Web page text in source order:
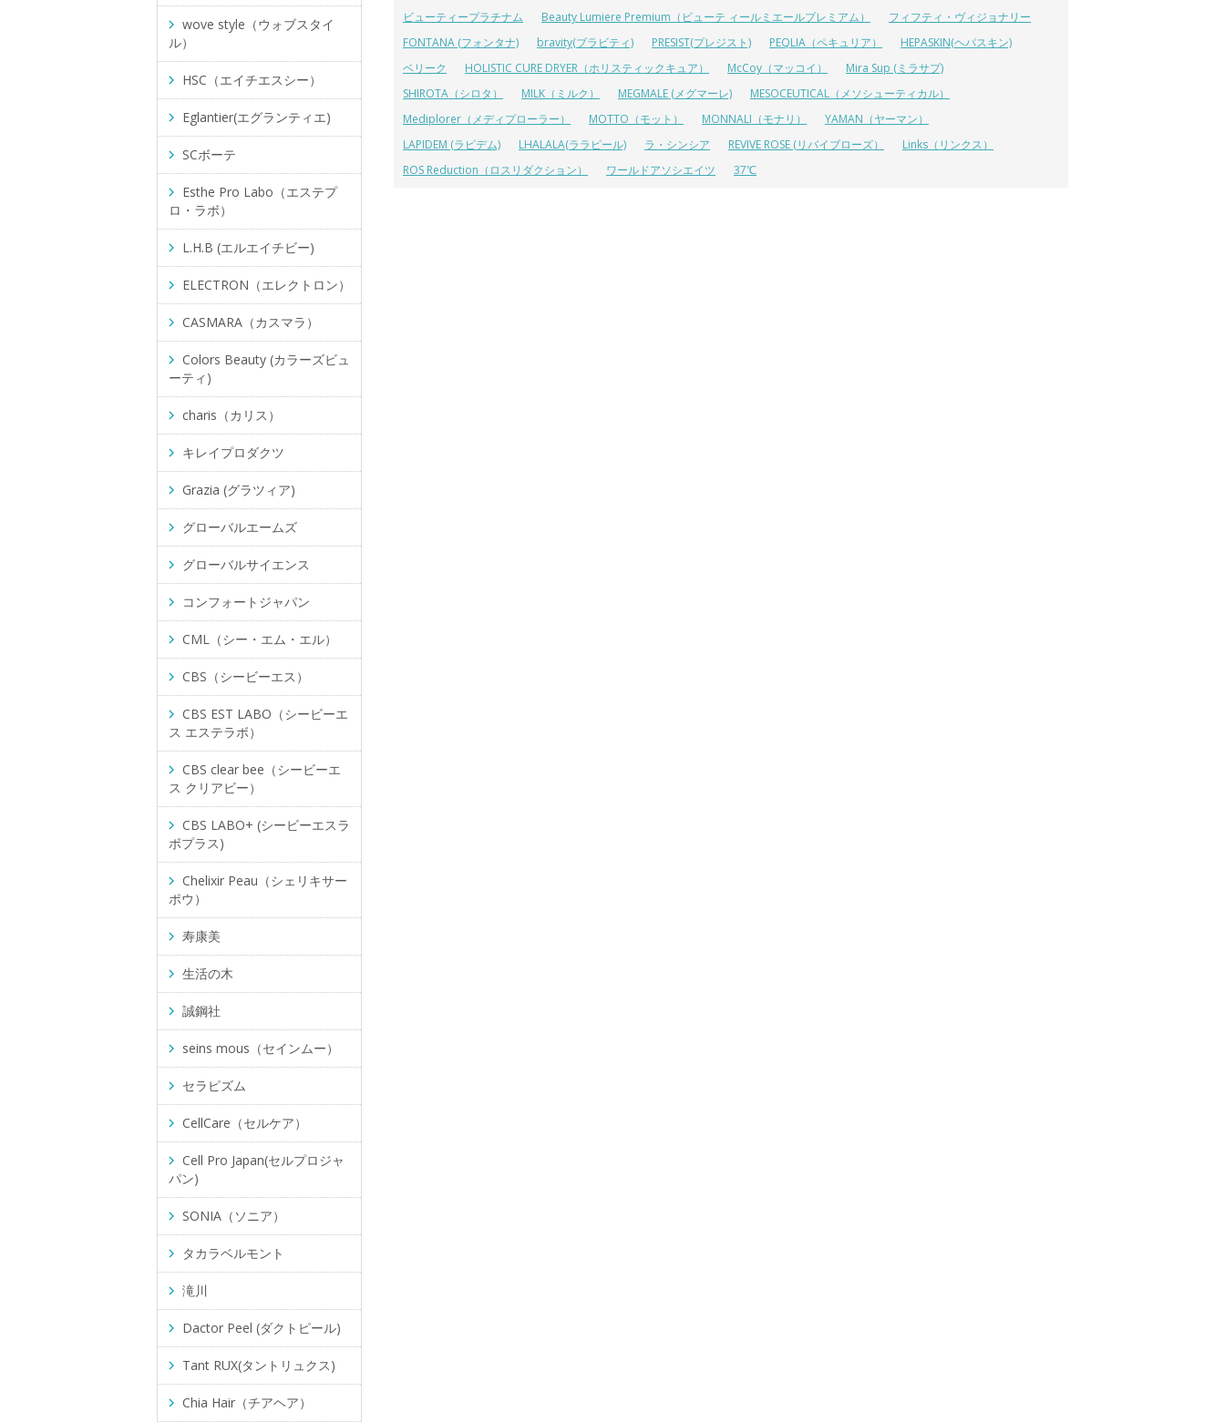
ビューティープラチナム
Beauty Lumiere Premium（ビューテ ィールミエールプレミアム）
フィフティ・ヴィジョナリー
FONTANA (フォンタナ)
bravity(ブラビティ) PRESIST(プレジスト) PEQLIA（ペキュリア）
HEPASKIN(ヘパスキン)
ベリーク
HOLISTIC CURE DRYER（ホリスティックキュア） McCoy（マッコイ）
Mira Sup (ミラサプ)
SHIROTA（シロタ）
MILK（ミルク） MEGMALE (メグマーレ)
MESOCEUTICAL（メソシューティカル）
Mediplorer（メディプローラー）
MOTTO（モット） MONNALI（モナリ）
YAMAN（ヤーマン）
LAPIDEM (ラピデム)
LHALALA(ララピール) ラ・シンシア REVIVE ROSE (リバイブローズ）
Links（リンクス）
ROS Reduction（ロスリダクション）
ワールドアソシエイツ 37℃
wove style（ウォブスタイ
ル）
HSC（エイチエスシー）
Eglantier(エグランティエ)
SCボーテ
Esthe Pro Labo（エステプ
ロ・ラボ）
L.H.B (エルエイチビー)
ELECTRON（エレクトロン）
CASMARA（カスマラ）
Colors Beauty (カラーズビュ
ーティ)
charis（カリス）
キレイプロダクツ
Grazia (グラツィア)
グローバルエームズ
グローバルサイエンス
コンフォートジャパン
CML（シー・エム・エル）
CBS（シービーエス）
CBS EST LABO（シービーエ
ス エステラボ）
CBS clear bee（シービーエ
ス クリアビー）
CBS LABO+ (シービーエスラ
ボプラス)
Chelixir Peau（シェリキサー
ポウ）
寿康美
生活の木
誠鋼社
seins mous（セインムー）
セラピズム
CellCare（セルケア）
Cell Pro Japan(セルプロジャ
パン)
SONIA（ソニア）
タカラベルモント
滝川
Dactor Peel (ダクトピール)
Tant RUX(タントリュクス)
Chia Hair（チアヘア）